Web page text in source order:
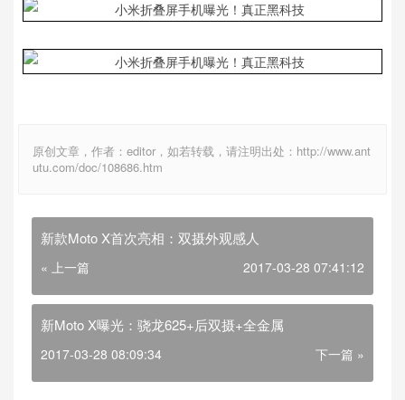
原创文章，作者：editor，如若转载，请注明出处：http://www.ant
utu.com/doc/108686.htm
新款Moto X首次亮相：双摄外观感人
« 上一篇 2017-03-28 07:41:12
新Moto X曝光：骁龙625+后双摄+全金属
2017-03-28 08:09:34 下一篇 »